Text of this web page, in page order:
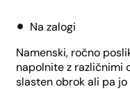
Na zalogi
Namenski, ročno
napolnite z različnimi
slasten obrok ali pa